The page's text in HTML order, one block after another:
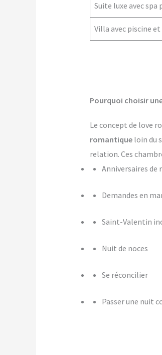
Suite luxe avec
Villa avec piscine et
Pourquoi choisir
Le concept de love
romantiqueloin du
relation. Ces
Anniversaires de
Demandes en
Saint-Valentin
Nuit de noces
Se réconcilier
Passer une nuit